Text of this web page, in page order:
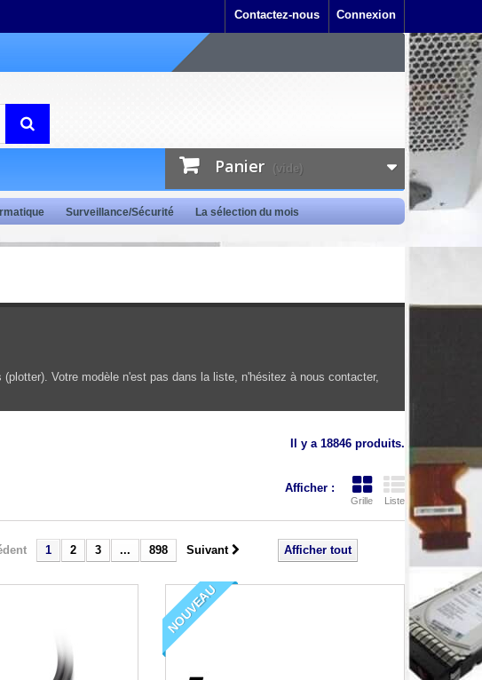
Connexion
Contactez-nous
Panier (vide)
Surveillance/Sécurité La sélection du mois
Votre modèle n'est pas dans la liste, n'hésitez à nous contacter,
Il y a 18846 produits.
Afficher :
Grille Liste
Afficher tout
1 2 3 ... 898 Suivant
NOUVEAU